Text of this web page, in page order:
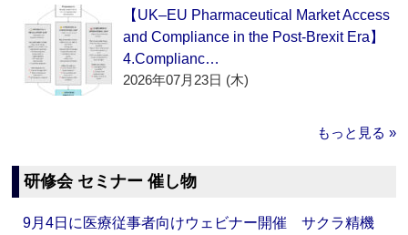
【UK–EU Pharmaceutical Market Access
and Compliance in the Post-Brexit Era】
4.Complianc…
2026年07月23日 (木)
もっと見る »
研修会 セミナー 催し物
9月4日に医療従事者向けウェビナー開催 サクラ精機